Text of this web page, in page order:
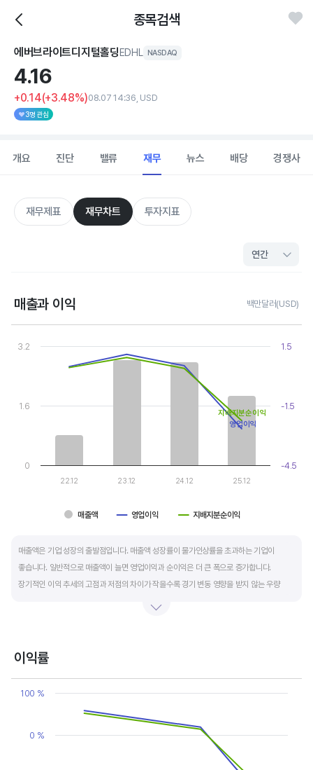
종목검색
에버브라이트디지털홀딩 EDHL NASDAQ
4.16
+0.14(+3.48%)08.07 14:36, USD
3명 관심
개요 진단 밸류 재무 뉴스 배당 경쟁사
재무제표 재무차트 투자지표
매출과 이익 백만달러(USD)
Chart
View as data table, Chart
The chart has 1 X axis displaying categories.
The chart has 2 Y axes displaying values, and values.
매출액 영업이익 지배지분순이익
22.12 23.12 24.12 25.12
0
1.6
3.2
-4.5
-1.5
1.5
영업이익
지배지분순이익
매출액은 기업 성장의 출발점입니다. 매출액 성장률이 물가인상률을 초과하는 기업이
좋습니다. 일반적으로 매출액이 늘면 영업이익과 순이익은 더 큰 폭으로 증가합니다.
장기적인 이익 추세의 고점과 저점의 차이가 작을수록 경기 변동 영향을 받지 않는 우량
매우 클뿐 아니라 수년간 매출액 감소가 이어지기도 합니다. 심할 경우 경기 변동에 따라
출발점이 꾸준한 매출액 증가에서 시작한다는 점을 기억해야 합니다.
이익률
Chart
Line chart with 2 lines.
View as data table, Chart
The chart has 1 X axis displaying categories.
The chart has 1 Y axis displaying values. Data ranges from -
0 %
100 %